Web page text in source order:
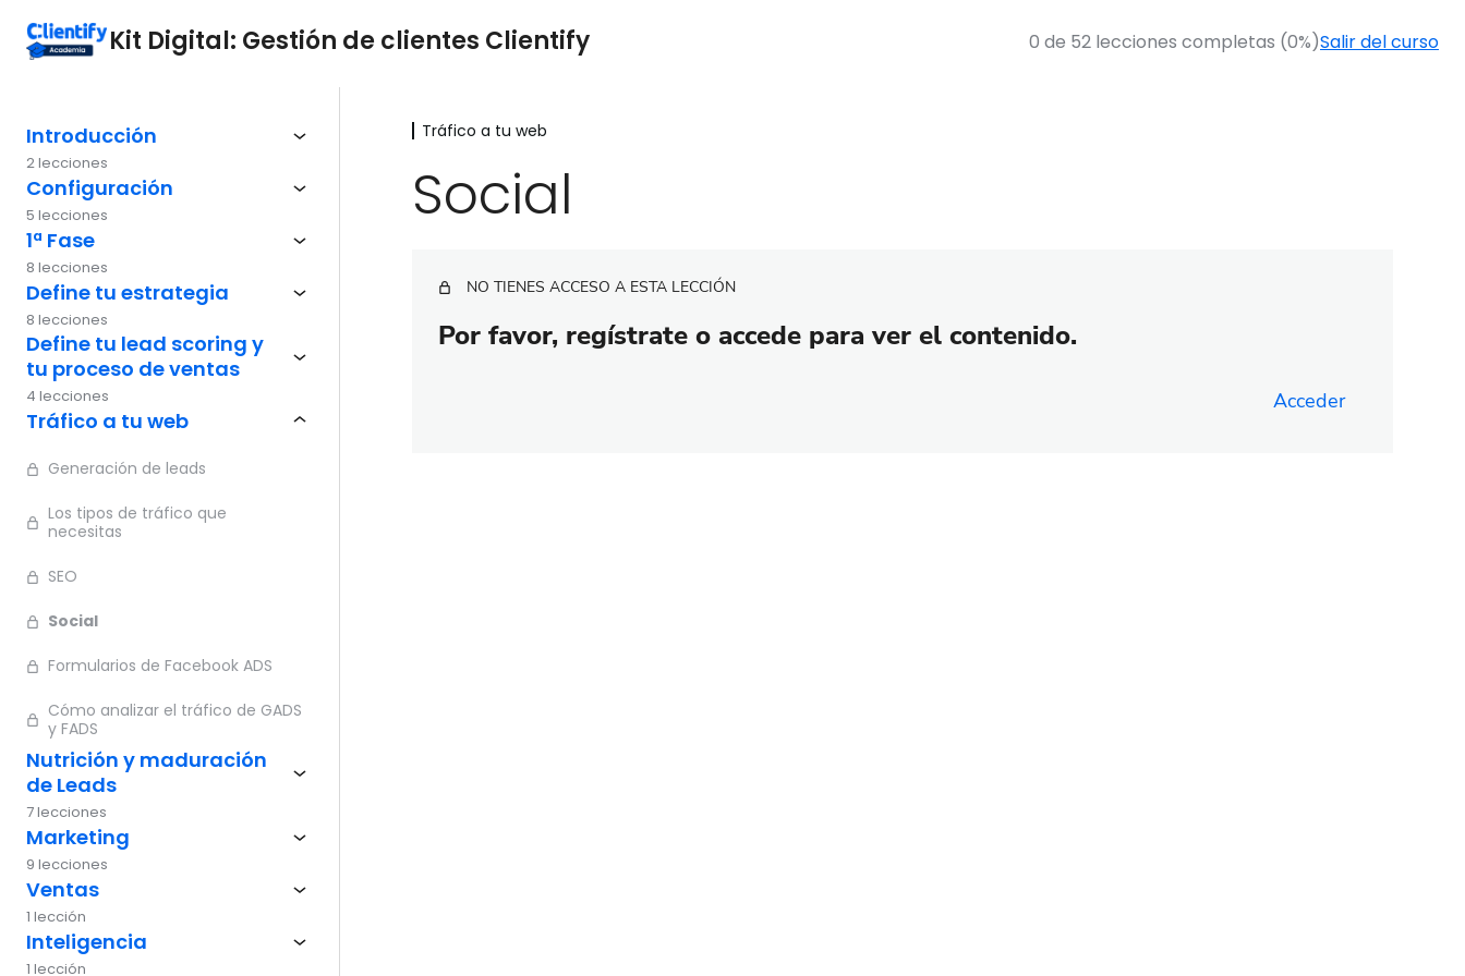
Kit Digital: Gestión de clientes Clientify 0 de 52 lecciones completas (0%)Salir del curso
Introducción
2 lecciones
Configuración
5 lecciones
1ª Fase
8 lecciones
Define tu estrategia
8 lecciones
Define tu lead scoring y
tu proceso de ventas
4 lecciones
Tráfico a tu web
Generación de leads
Los tipos de tráfico que
necesitas
SEO
Social
Formularios de Facebook ADS
Cómo analizar el tráfico de GADS
y FADS
Nutrición y maduración
de Leads
7 lecciones
Marketing
9 lecciones
Ventas
1 lección
Inteligencia
1 lección
Tráfico a tu web
Social
NO TIENES ACCESO A ESTA LECCIÓN
Por favor, regístrate o accede para ver el contenido.
Acceder